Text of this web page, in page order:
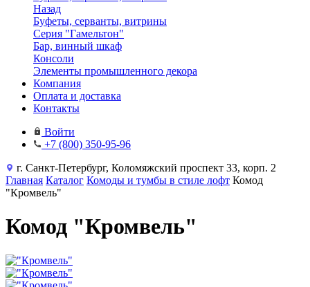
Назад
Буфеты, серванты, витрины
Серия "Гамельтон"
Бар, винный шкаф
Консоли
Элементы промышленного декора
Компания
Оплата и доставка
Контакты
Войти
+7 (800) 350-95-96
г. Санкт-Петербург, Коломяжский проспект 33, корп. 2
Главная Каталог Комоды и тумбы в стиле лофт Комод
"Кромвель"
Комод "Кромвель"